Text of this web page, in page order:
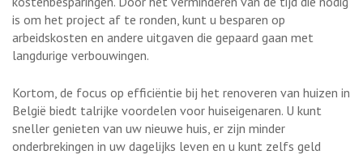
is om het project af te ronden, kunt u besparen op
arbeidskosten en andere uitgaven die gepaard gaan met
langdurige verbouwingen.
Kortom, de focus op efficiëntie bij het renoveren van huizen in
België biedt talrijke voordelen voor huiseigenaren. U kunt
sneller genieten van uw nieuwe huis, er zijn minder
onderbrekingen in uw dagelijks leven en u kunt zelfs geld